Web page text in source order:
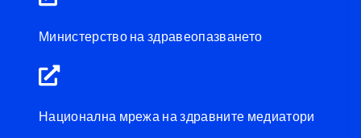
Министерство на здравеопазването
Национална мрежа на здравните медиатори